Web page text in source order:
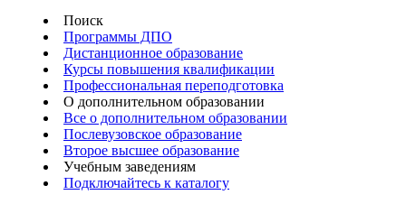
Поиск
Программы ДПО
Дистанционное образование
Курсы повышения квалификации
Профессиональная переподготовка
О дополнительном образовании
Все о дополнительном образовании
Послевузовское образование
Второе высшее образование
Учебным заведениям
Подключайтесь к каталогу